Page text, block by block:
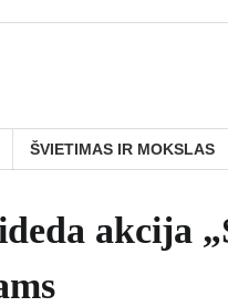
ŠVIETIMAS IR MOKSLAS
akcija